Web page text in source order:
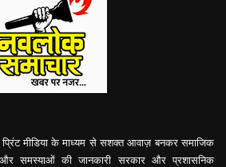
मीडिया के माध्यम से सशक्त आवाज़ बनकर समाजिक
समस्याओं की जानकारी सरकार और प्रशासनिक